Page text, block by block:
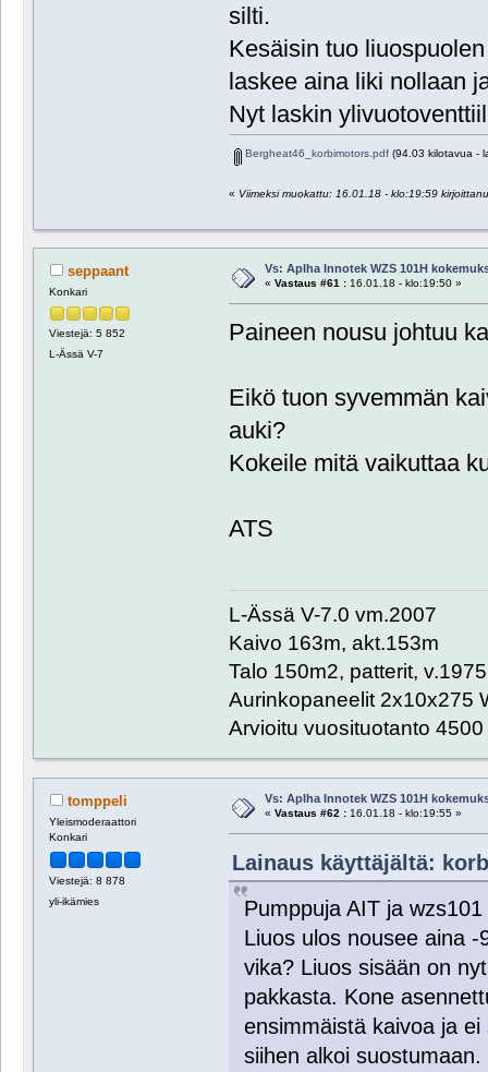
silti.
Kesäisin tuo
laskee aina liki nollaan
Nyt laskin
Bergheat46_korbimotors.pdf(94.03 kilotavua -
« Viimeksi muokattu: 16.01.18 - klo:19:59
seppaant
Konkari
Viestejä: 5 852
L-Ässä V-7
Vs: Aplha Innotek WZS 101H
« Vastaus #61 :16.01.18 - klo:19:50 »
Paineen nousu johtuu
Eikö tuon syvemmän
auki?
Kokeile mitä vaikuttaa
ATS
L-Ässä V-7.0 vm.2007
Kaivo 163m, akt.153m
Talo 150m2, patterit, v.1975
Aurinkopaneelit 2x10x275
Arvioitu vuosituotanto
tomppeli
Yleismoderaattori
Konkari
Viestejä: 8 878
yli-ikämies
Vs: Aplha Innotek WZS 101H
« Vastaus #62 :16.01.18 - klo:19:55 »
Lainaus käyttäjältä:
Pumppuja AIT ja
Liuos ulos nousee aina
vika? Liuos sisään on
pakkasta. Kone
ensimmäistä kaivoa ja
siihen alkoi